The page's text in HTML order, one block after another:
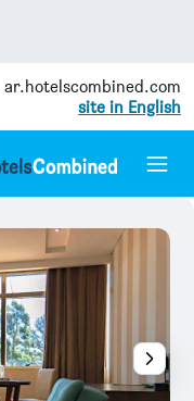
ar.hotelscombined.com
site in English